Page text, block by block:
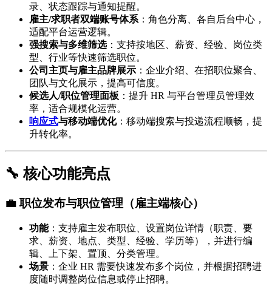
录、状态跟踪与通知提醒。
雇主/求职者双端账号体系 ：角色分离、各自后台中心，
适配平台运营逻辑。
强搜索与多维筛选：支持按地区、薪资、经验、岗位类
型、行业等快速筛选职位。
公司主页与雇主品牌展示 ：企业介绍、在招职位聚合、
团队与文化展示，提高可信度。
候选人/职位管理面板 ：提升 HR 与平台管理员管理效
率，适合规模化运营。
响应式与移动端优化：移动端搜索与投递流程顺畅，提
升转化率。
🔧 核心功能亮点
💼 职位发布与职位管理（雇主端核心）
功能：支持雇主发布职位、设置岗位详情（职责、要
求、薪资、地点、类型、经验、学历等），并进行编
辑、上下架、置顶、分类管理。
场景 ：企业 HR 需要快速发布多个岗位，并根据招聘进
度随时调整岗位信息或停止招聘。